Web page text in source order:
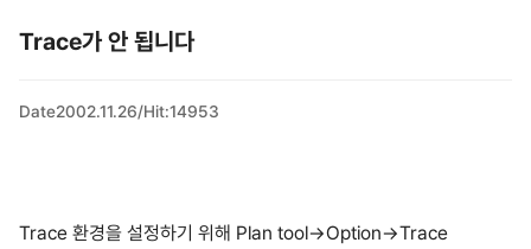
Trace가 안 됩니다
Date2002.11.26/Hit:14953
Trace 환경을 설정하기 위해 Plan tool->Option->Trace